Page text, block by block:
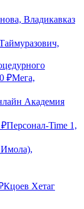
Владикавказ
₽Мега,
Академия
₽Персонал-Time 1,
Кцоев Хетаг